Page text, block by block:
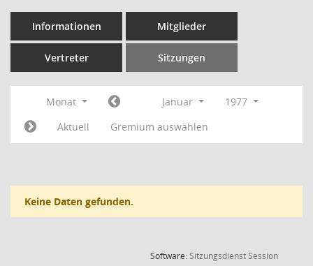
Informationen Mitglieder
Vertreter Sitzungen
Monat Januar
1977
Aktuell
Gremium auswählen
Keine Daten gefunden.
Software:SitzungsdienstSession(Wird in